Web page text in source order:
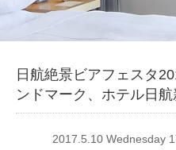
日航絶景ビアフェスタ
ンドマーク、ホテル日
2017.5.10 Wednesday